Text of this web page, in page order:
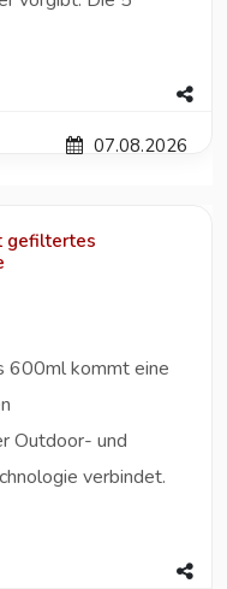
07.08.2026
gefiltertes
600ml kommt eine
Outdoor- und
verbindet.